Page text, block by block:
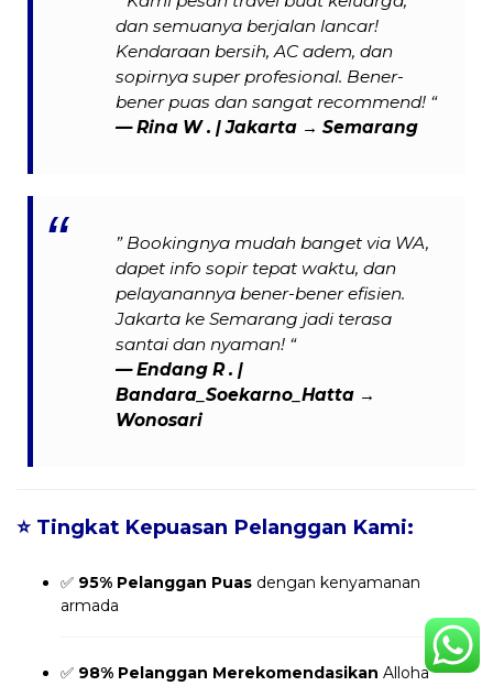
dan semuanya berjalan lancar!
Kendaraan bersih, AC adem, dan
sopirnya super profesional. Bener-
bener puas dan sangat recommend! “
—Rina W . | Jakarta → Semarang
” Bookingnya mudah banget via WA,
dapet info sopir tepat waktu, dan
pelayanannya bener-bener efisien.
Jakarta ke Semarang jadi terasa
santai dan nyaman! “
— Endang R . |
Bandara_Soekarno_Hatta →
Wonosari
⭐ Tingkat Kepuasan Pelanggan Kami:
✅ 95% Pelanggan Puas dengan kenyamanan
armada
✅ 98% Pelanggan Merekomendasikan Alloha